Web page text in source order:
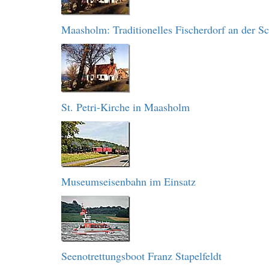
Maasholm: Traditionelles Fischerdorf an der
St. Petri-Kirche in Maasholm
Museumseisenbahn im Einsatz
Seenotrettungsboot Franz Stapelfeldt